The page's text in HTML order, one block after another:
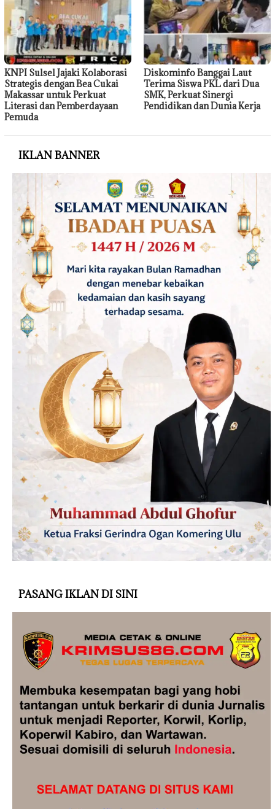
KNPI Sulsel Jajaki Kolaborasi
Strategis dengan Bea Cukai
Makassar untuk Perkuat
Literasi dan Pemberdayaan
Pemuda
Diskominfo Banggai Laut
Terima Siswa PKL dari Dua
SMK, Perkuat Sinergi
Pendidikan dan Dunia Kerja
IKLAN BANNER
PASANG IKLAN DI SINI